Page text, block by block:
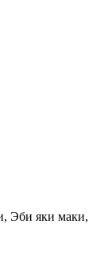
Эби яки маки,